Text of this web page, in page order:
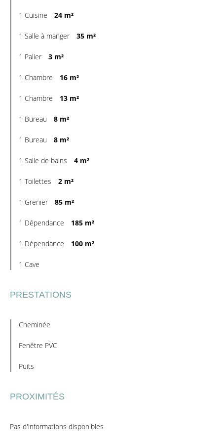
1 Cuisine 24 m²
1 Salle à manger 35 m²
1 Palier 3 m²
1 Chambre 16 m²
1 Chambre 13 m²
1 Bureau 8 m²
1 Bureau 8 m²
1 Salle de bains 4 m²
1 Toilettes 2 m²
1 Grenier 85 m²
1 Dépendance 185 m²
1 Dépendance 100 m²
1 Cave
PRESTATIONS
Cheminée
Fenêtre PVC
Puits
PROXIMITÉS
Pas d'informations disponibles